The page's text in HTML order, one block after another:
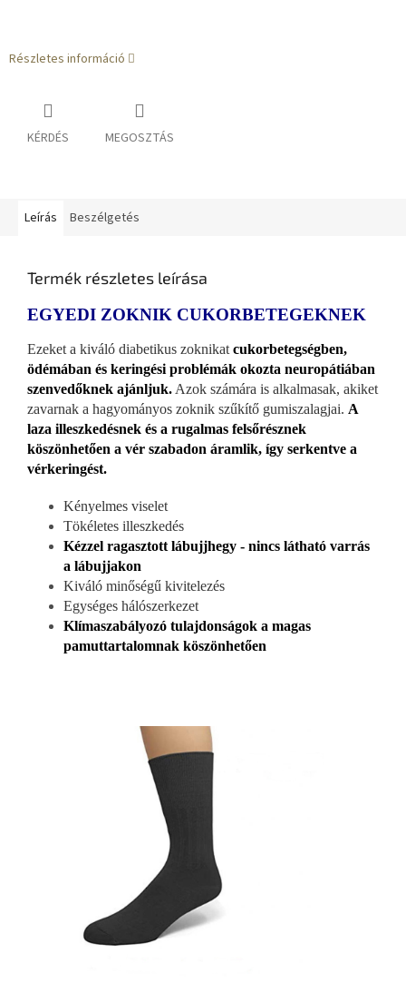
Részletes információ
KÉRDÉS MEGOSZTÁS
Leírás Beszélgetés
Termék részletes leírása
EGYEDI ZOKNIK CUKORBETEGEKNEK
Ezeket a kiváló diabetikus zoknikat cukorbetegségben,
ödémában és keringési problémák okozta neuropátiában
szenvedőknek ajánljuk. Azok számára is alkalmasak, akiket
zavarnak a hagyományos zoknik szűkítő gumiszalagjai. A
laza illeszkedésnek és a rugalmas felsőrésznek
köszönhetően a vér szabadon áramlik, így serkentve a
vérkeringést.
Kényelmes viselet
Tökéletes illeszkedés
Kézzel ragasztott lábujjhegy - nincs látható varrás
a lábujjakon
Kiváló minőségű kivitelezés
Egységes hálószerkezet
Klímaszabályozó tulajdonságok a magas
pamuttartalomnak köszönhetően